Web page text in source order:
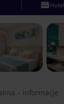
Hotel
- informacje